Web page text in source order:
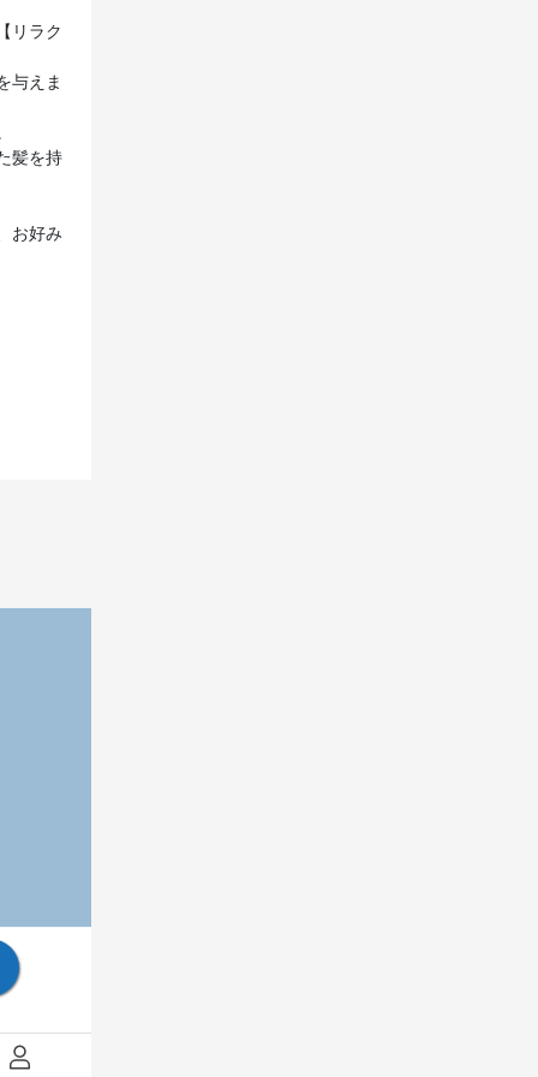
リラク
与えま
髪を持
お好み